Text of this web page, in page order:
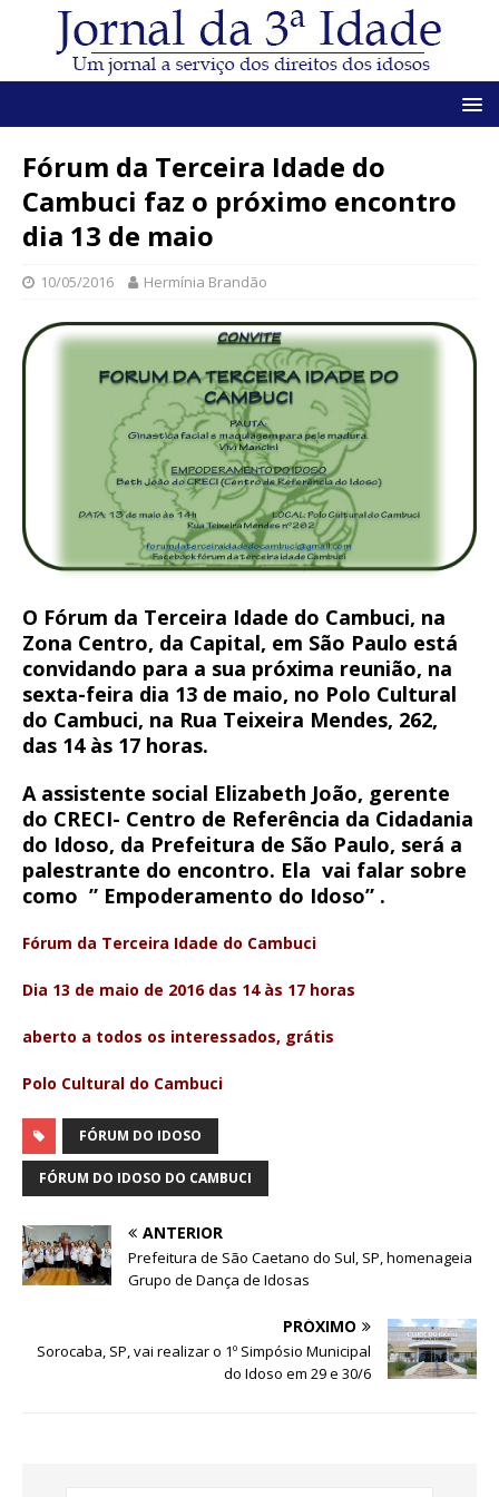
Fórum da Terceira Idade do
Cambuci faz o próximo encontro
dia 13 de maio
10/05/2016 Hermínia Brandão
O Fórum da Terceira Idade do Cambuci, na
Zona Centro, da Capital, em São Paulo está
convidando para a sua próxima reunião, na
sexta-feira dia 13 de maio, no Polo Cultural
do Cambuci, na Rua Teixeira Mendes, 262,
das 14 às 17 horas.
A assistente social Elizabeth João, gerente
do CRECI- Centro de Referência da Cidadania
do Idoso, da Prefeitura de São Paulo, será a
palestrante do encontro. Ela vai falar sobre
como ” Empoderamento do Idoso” .
Fórum da Terceira Idade do Cambuci
Dia 13 de maio de 2016 das 14 às 17 horas
aberto a todos os interessados, grátis
Polo Cultural do Cambuci
FÓRUM DO IDOSO
FÓRUM DO IDOSO DO CAMBUCI
ANTERIOR
Prefeitura de São Caetano do Sul, SP, homenageia
Grupo de Dança de Idosas
PRÓXIMO
Sorocaba, SP, vai realizar o 1º Simpósio Municipal
do Idoso em 29 e 30/6